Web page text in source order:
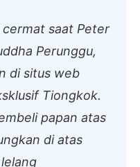
saat Peter
Perunggu,
di situs web
Tiongkok.
papan atas
di atas